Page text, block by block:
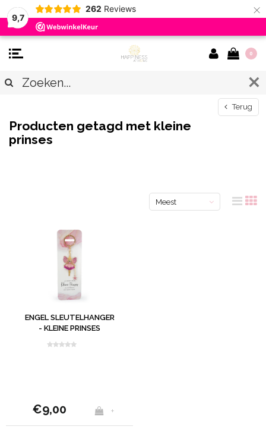
9,7
262 Reviews ×
0
Terug
Producten getagd met kleine
prinses
Meest
ENGEL SLEUTELHANGER
- KLEINE PRINSES
€9,00 +